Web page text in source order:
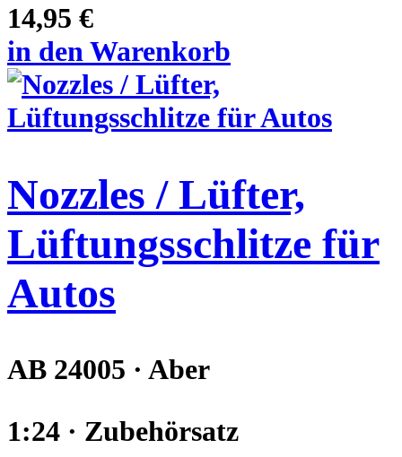
14,95 €
in den Warenkorb
Nozzles / Lüfter,
Lüftungsschlitze für
Autos
AB 24005 · Aber
1:24 · Zubehörsatz